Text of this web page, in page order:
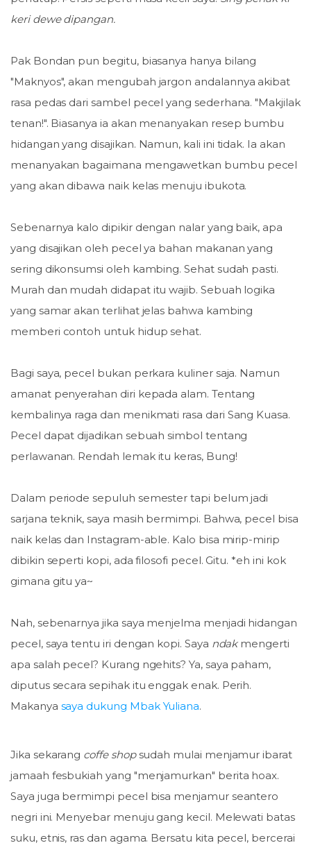
keri dewe dipangan.
Pak Bondan pun begitu, biasanya hanya bilang
"Maknyos", akan mengubah jargon andalannya akibat
rasa pedas dari sambel pecel yang sederhana. "Makjilak
tenan!". Biasanya ia akan menanyakan resep bumbu
hidangan yang disajikan. Namun, kali ini tidak. Ia akan
menanyakan bagaimana mengawetkan bumbu pecel
yang akan dibawa naik kelas menuju ibukota.
Sebenarnya kalo dipikir dengan nalar yang baik, apa
yang disajikan oleh pecel ya bahan makanan yang
sering dikonsumsi oleh kambing. Sehat sudah pasti.
Murah dan mudah didapat itu wajib. Sebuah logika
yang samar akan terlihat jelas bahwa kambing
memberi contoh untuk hidup sehat.
Bagi saya, pecel bukan perkara kuliner saja. Namun
amanat penyerahan diri kepada alam. Tentang
kembalinya raga dan menikmati rasa dari Sang Kuasa.
Pecel dapat dijadikan sebuah simbol tentang
perlawanan. Rendah lemak itu keras, Bung!
Dalam periode sepuluh semester tapi belum jadi
sarjana teknik, saya masih bermimpi. Bahwa, pecel bisa
naik kelas dan Instagram-able. Kalo bisa mirip-mirip
dibikin seperti kopi, ada filosofi pecel. Gitu. *eh ini kok
gimana gitu ya~
Nah, sebenarnya jika saya menjelma menjadi hidangan
pecel, saya tentu iri dengan kopi. Saya ndak mengerti
apa salah pecel? Kurang ngehits? Ya, saya paham,
diputus secara sepihak itu enggak enak. Perih.
Makanya saya dukung Mbak Yuliana.
Jika sekarang coffe shopsudah mulai menjamur ibarat
jamaah fesbukiah yang "menjamurkan" berita hoax.
Saya juga bermimpi pecel bisa menjamur seantero
negri ini. Menyebar menuju gang kecil. Melewati batas
suku, etnis, ras dan agama. Bersatu kita pecel, bercerai